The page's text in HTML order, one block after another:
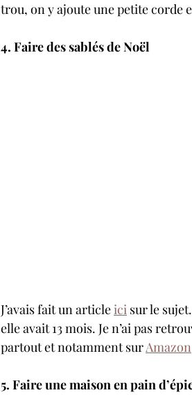
trou, on y ajoute une petite corde
4. Faire des sablés de Noël
J’avais fait un article ici sur le
elle avait 13 mois. Je n’ai pas
partout et notamment sur Amazon
5. Faire une maison en pain